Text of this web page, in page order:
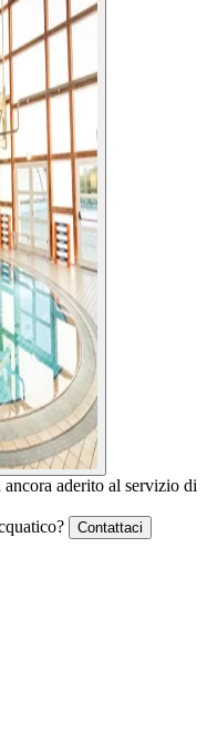
aderito al servizio di
Contattaci